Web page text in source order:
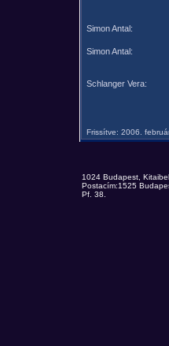
Simon Antal:
Simon Antal:
Schlanger Vera:
Frissítve: 2006.
1024 Budapest, Kitaibel
Postacím:1525
Pf. 38.